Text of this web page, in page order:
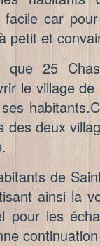
facile car
petit et
que 25
le village
des deux
de
ainsi la
pour les